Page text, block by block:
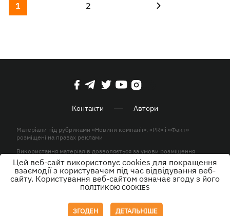
1 2
Контакти Автори
Матеріали під рубриками «Новини компанії», «PR» і «Факт»
розміщені на правах реклами
Використання матеріалів дозволяється за умови розміщення
активного гіперпосилання на KP.UA в першому абзаці.
© ТОВ «ЮЛАВ МЕДІА» 2026. Всі права захищені.
Цей веб-сайт використовує cookies для покращення
взаємодії з користувачем під час відвідування веб-
сайту. Користування веб-сайтом означає згоду з його
ПОЛІТИКОЮ COOKIES
ЗГОДЕН ДЕТАЛЬНІШЕ